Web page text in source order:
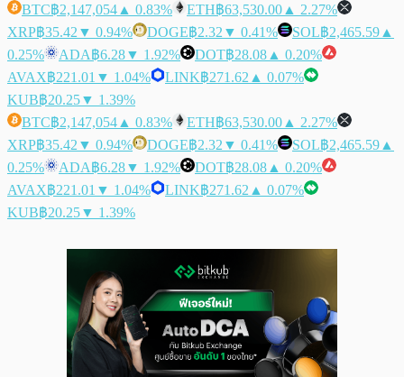
BTC฿2,147,054 ▲ 0.83% ETH฿63,530.00 ▲ 2.27%
XRP฿35.42 ▼ 0.94% DOGE฿2.32 ▼ 0.41% SOL฿2,465.59 ▲
0.25%
ADA฿6.28▼ 1.92% DOT฿28.08 ▲ 0.20%
AVAX฿221.01 ▼ 1.04% LINK฿271.62 ▲ 0.07%
KUB฿20.25▼ 1.39%
BTC฿2,147,054 ▲ 0.83% ETH฿63,530.00 ▲ 2.27%
XRP฿35.42 ▼ 0.94% DOGE฿2.32 ▼ 0.41% SOL฿2,465.59 ▲
0.25%
ADA฿6.28▼ 1.92% DOT฿28.08 ▲ 0.20%
AVAX฿221.01 ▼ 1.04% LINK฿271.62 ▲ 0.07%
KUB฿20.25▼ 1.39%